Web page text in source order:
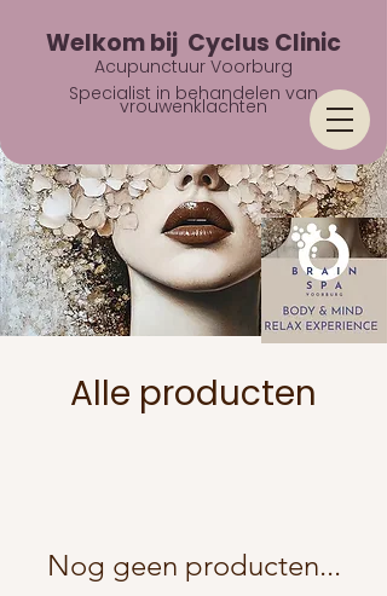
Welkom bij Cyclus Clinic
Acupunctuur Voorburg
Specialist in behandelen van
vrouwenklachten
Alle producten
Nog geen producten...